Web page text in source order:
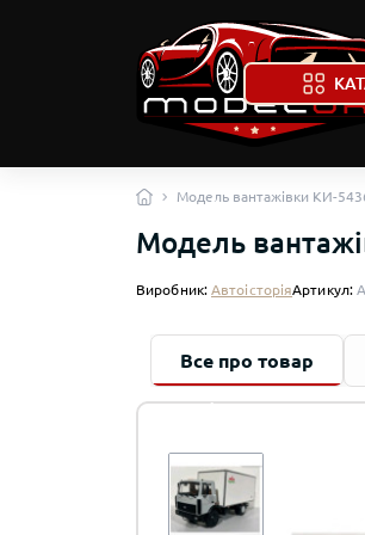
Модель вантажівки КИ-
Модель
Виробник: АвтоісторіяАртикул:
Все про товар